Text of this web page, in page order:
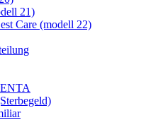
21)
Care (modell 22)